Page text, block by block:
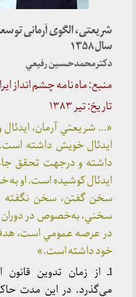
شريعتی، الگوی ‌آرمانی
سال ۱۳۵۸
دكترمحمدحسين رفيعي
منبع: ماه نامه چشم انداز
تاریخ: تیر ۱۳۸۳
«… شريعتي آرمان،
ايدئال خويش داشته است.
داشته و درجهت تحقق
ايدئال كوشيده است. او به
سخن گفتن، سخن نگفته
در عرصه عمومي است،
خود داشته است.»
1ـ از زمان تدوين
مي‌گذرد. در اين مدت